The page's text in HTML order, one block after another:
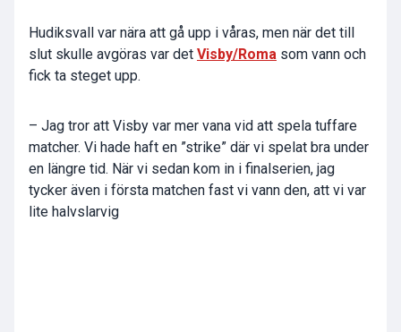
Hudiksvall var nära att gå upp i våras, men när det till
slut skulle avgöras var det Visby/Roma som vann och
fick ta steget upp.
– Jag tror att Visby var mer vana vid att spela tuffare
matcher. Vi hade haft en ”strike” där vi spelat bra under
en längre tid. När vi sedan kom in i finalserien, jag
tycker även i första matchen fast vi vann den, att vi var
lite halvslarvig